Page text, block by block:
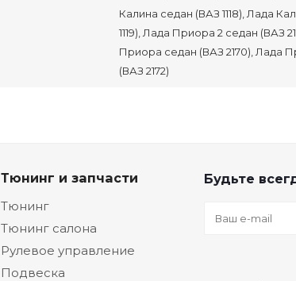
Калина седан (ВАЗ 1118), Лада
1119), Лада Приора 2 седан (ВАЗ
Приора седан (ВАЗ 2170), Лада
(ВАЗ 2172)
Тюнинг и запчасти
Тюнинг
Тюнинг салона
Рулевое управление
Подвеска
Будьте